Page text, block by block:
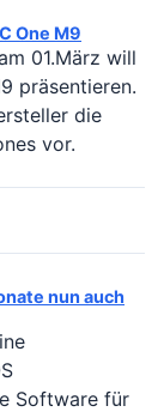
One M9
01.März will
präsentieren.
die
vor.
nun auch
Software für